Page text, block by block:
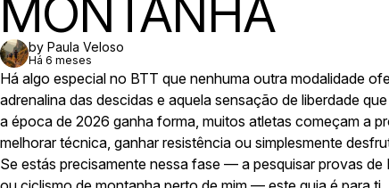
MONTANHA
by Paula Veloso
Há 6 meses
Há algo especial no BTT que nenhuma outra modalidade
adrenalina das descidas e aquela sensação de liberdade
a época de 2026 ganha forma, muitos atletas começam a
melhorar técnica, ganhar resistência ou simplesmente
Se estás precisamente nessa fase — a pesquisarprovas de